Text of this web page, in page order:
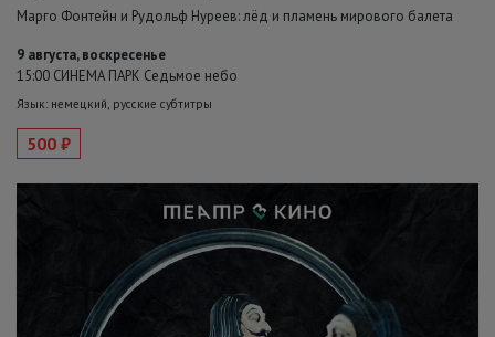
Марго Фонтейн и Рудольф Нуреев: лёд и пламень мирового балета
9 августа, воскресенье
15:00 СИНЕМА ПАРК Седьмое небо
Язык: немецкий, русские субтитры
500 ₽